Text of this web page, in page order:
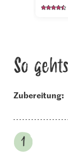
So gehts
Zubereitung: